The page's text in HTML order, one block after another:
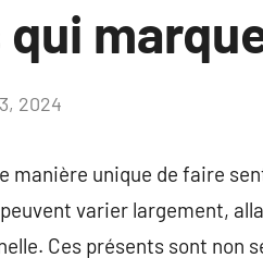
2024
manière unique de faire
varier largement,
Ces présents sont non